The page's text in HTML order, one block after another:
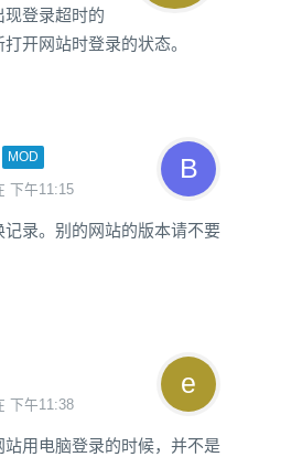
登录超时的
开网站时登录的状态。
MOD
下午11:15
记录。别的网站的版本请不要
下午11:38
用电脑登录的时候，并不是